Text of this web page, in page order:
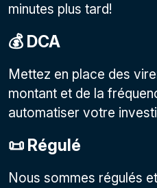
minutes plus tard!
💰 DCA
Mettez en place des
montant et de la
automatiser votre
📜 Régulé
Nous sommes régulés